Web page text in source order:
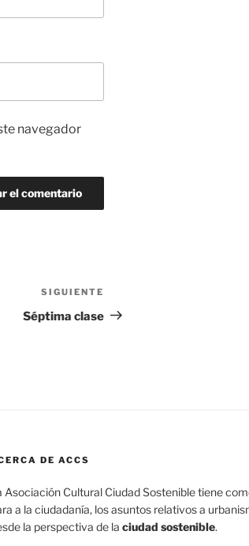
navegador
entrada
SIGUIENTE
Séptima clase
DE ACCS
Asociación Cultural Ciudad Sostenible tiene
a la ciudadanía, los asuntos relativos a
la perspectiva de la ciudad sostenible.